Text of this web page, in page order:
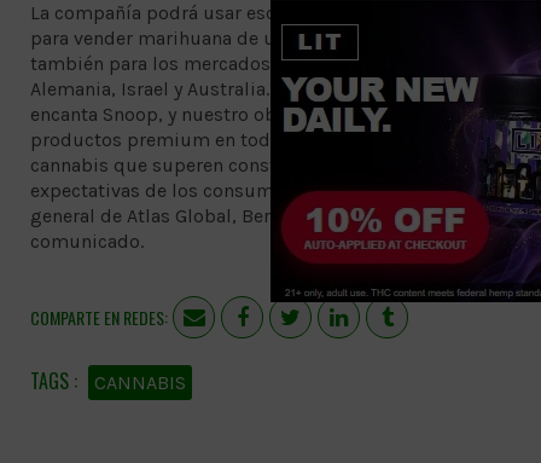
La compañía podrá usar esos derechos en exclusiva
para vender marihuana de uso adulto en Canadá y
también para los mercados de uso medicinal de
Alemania, Israel y Australia. “A los consumidores les
encanta Snoop, y nuestro objetivo colectivo es ofrecer
productos premium en todas las categorías de
cannabis que superen constantemente las
expectativas de los consumidores”, dijo el director
general de Atlas Global, Bernie Yeung, en un
comunicado.
COMPARTE EN REDES:
CANNABIS